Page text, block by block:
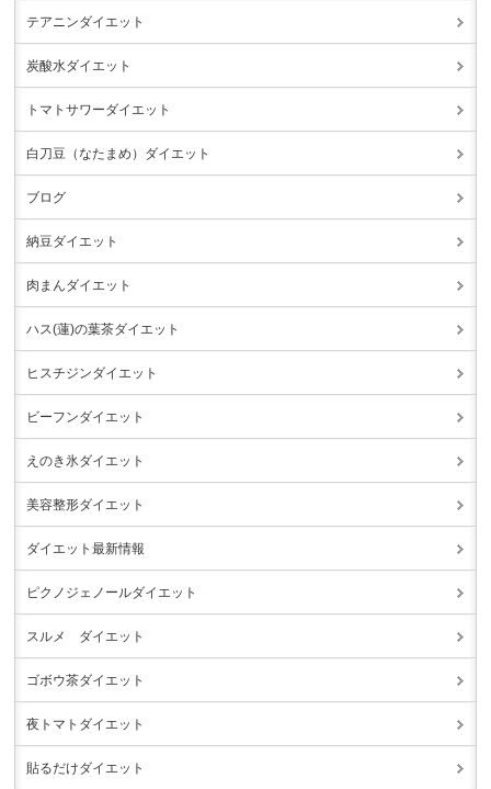
テアニンダイエット
炭酸水ダイエット
トマトサワーダイエット
白刀豆（なたまめ）ダイエット
ブログ
納豆ダイエット
肉まんダイエット
ハス(蓮)の葉茶ダイエット
ヒスチジンダイエット
ビーフンダイエット
えのき氷ダイエット
美容整形ダイエット
ダイエット最新情報
ピクノジェノールダイエット
スルメ ダイエット
ゴボウ茶ダイエット
夜トマトダイエット
貼るだけダイエット